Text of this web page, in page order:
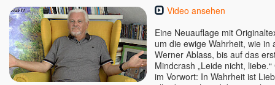
Heinz Krug, Dr.
Helmut Charam Knüchel
HO
Ian Wolstenholme
Ilan Stephani
Ina Rudolph
Video ansehen
Eine Neuauflage mit
um die ewige Wahrheit, wie in
Werner Ablass, bis auf das
Mindcrash „Leide nicht,
im Vorwort: In Wahrheit ist